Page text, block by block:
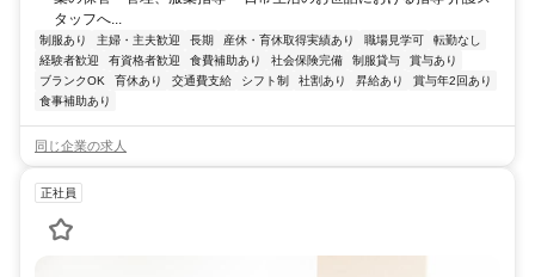
タッフへ...
制服あり 主婦・主夫歓迎 長期 産休・育休取得実績あり 職場見学可
転勤なし
経験者歓迎
有資格者歓迎 食費補助あり 社会保険完備 制服貸与
賞与あり
ブランクOK
育休あり 交通費支給 シフト制 社割あり 昇給あり
賞与年2回あり
食事補助あり
同じ企業の求人
正社員